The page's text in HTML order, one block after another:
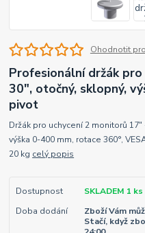
Ohodnotit
Profesionální držák
30", otočný, sklopný,
pivot
Držák pro uchycení 2 monitorů 17"
výška 0-400 mm, rotace 360°,
20 kg celý popis
Dostupnost
SKLADEM 1 ks
Doba dodání
Zboží Vám
Stačí, když